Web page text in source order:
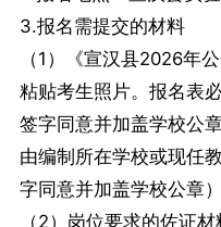
3.报名需提交的材料
（1）《宣汉县2026年
粘贴考生照片。报名表
签字同意并加盖学校公
由编制所在学校或现任
字同意并加盖学校公章）
（2）岗位要求的佐证